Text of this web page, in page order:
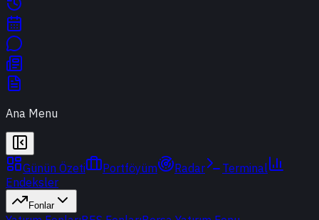
Ana Menu
Günün Özeti Portföyüm Radar
Terminal
Endeksler
Fonlar